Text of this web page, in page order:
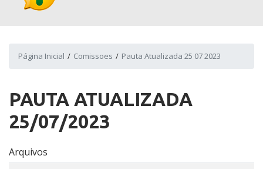
Página Inicial Comissoes Pauta Atualizada 25 07 2023
PAUTA ATUALIZADA
25/07/2023
Arquivos